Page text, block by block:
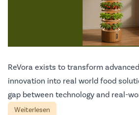
ReVora exists to transform
innovation into real world food
gap between technology and real-
Weiterlesen